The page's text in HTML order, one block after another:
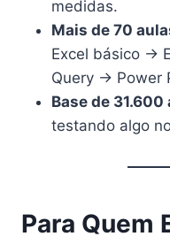
medidas.
Mais de 70
Excel básico →
Query → Power
Base de 31.600
testando algo
Para Quem